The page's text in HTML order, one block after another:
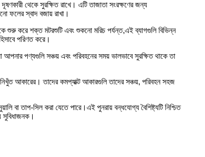
দূষণকারী থেকে সুরক্ষিত রাখে। এটি তাজাতা সংরক্ষণের জন্য
ফলের স্বাদ বজায় রাখা।
শুরু করে শক্ত মটরশুটি এবং শুকনো মরিচ পর্যন্ত,এই ব্যাগগুলি বিভিন্ন
পরিণত করে।
আপনার পণ্যগুলি সঞ্চয় এবং পরিবহনের সময় ভালভাবে সুরক্ষিত থাকে তা
আকারের। তাদের কমপ্যাক্ট আকারগুলি তাদের সঞ্চয়, পরিবহন সহজ
বা তাপ-সিল করা যেতে পারে।এই পুনরায় বন্ধযোগ্য বৈশিষ্ট্যটি নিশ্চিত
সুবিধাজনক।